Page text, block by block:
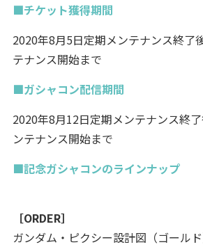
■チケット獲得期間
2020年8月5日定期メンテナンス終了
テナンス開始まで
■ガシャコン配信期間
2020年8月12日定期メンテナンス終
ンテナンス開始まで
■記念ガシャコンのラインナップ
［ORDER］
ガンダム・ピクシー設計図（ゴールド